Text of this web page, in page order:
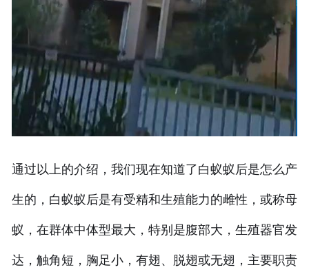
通过以上的介绍，我们现在知道了白蚁蚁后是怎么产
生的，白蚁蚁后是有受精和生殖能力的雌性，或称母
蚁，在群体中体型最大，特别是腹部大，生殖器官发
达，触角短，胸足小，有翅、脱翅或无翅，主要职责